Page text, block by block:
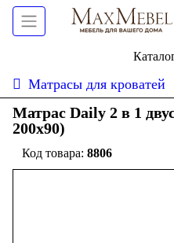
Матрасы для кроватей
Матрас Daily 2 в 1
200х90)
8806